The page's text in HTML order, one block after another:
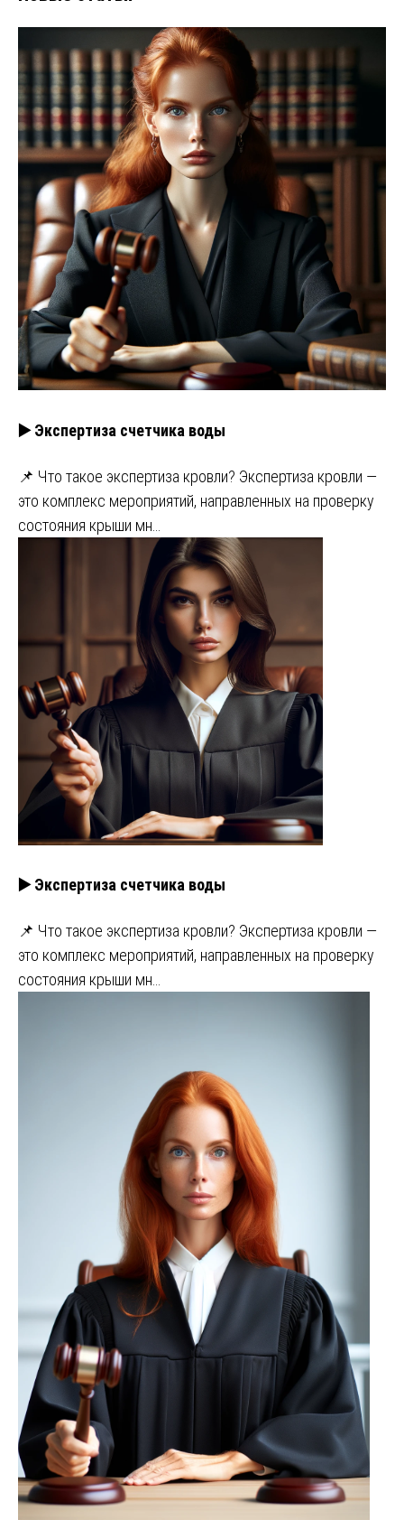
▶️ Экспертиза счетчика воды
📌 Что такое экспертиза кровли? Экспертиза кровли —
это комплекс мероприятий, направленных на проверку
состояния крыши мн…
▶️ Экспертиза счетчика воды
📌 Что такое экспертиза кровли? Экспертиза кровли —
это комплекс мероприятий, направленных на проверку
состояния крыши мн…